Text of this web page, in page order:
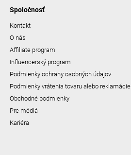
Spoločnosť
Kontakt
O nás
Affiliate program
Influencerský program
Podmienky ochrany osobných údajov
Podmienky vrátenia tovaru alebo reklamácie
Obchodné podmienky
Pre médiá
Kariéra